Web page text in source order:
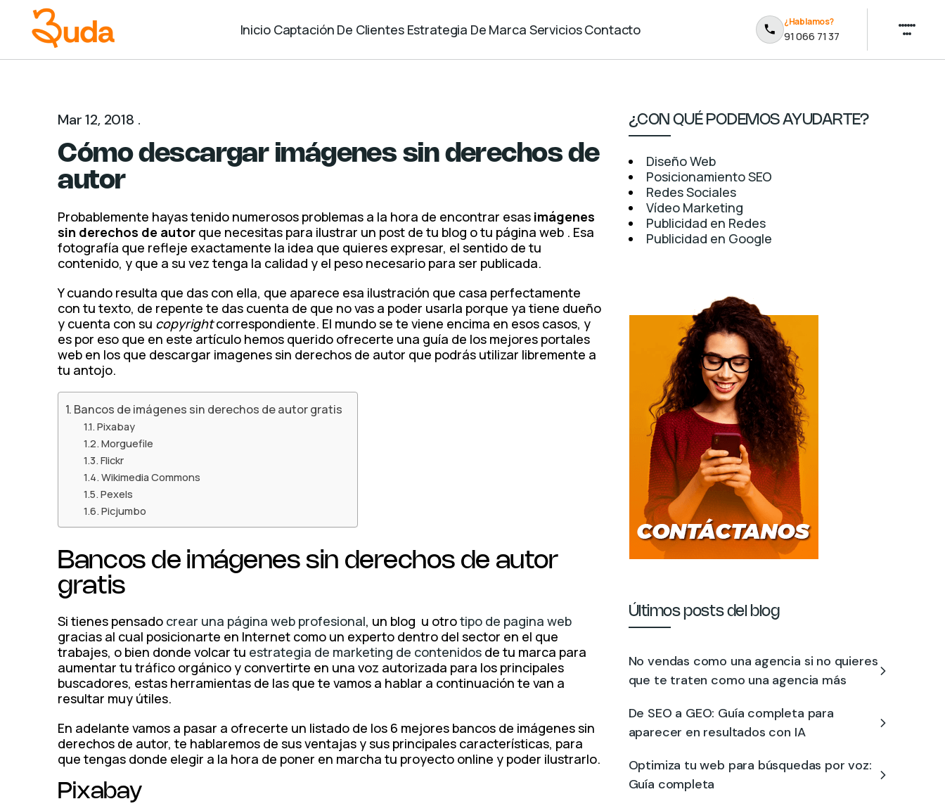
Inicio Captación De Clientes Estrategia De Marca ServiciosContacto 91 066 71 37
¿Hablamos?
Mar 12, 2018 .
Cómo descargar imágenes sin derechos de
autor
Probablemente hayas tenido numerosos problemas a la hora de encontrar esas imágenes
sin derechos de autor que necesitas para ilustrar un post de tu blog o tu página web . Esa
fotografía que refleje exactamente la idea que quieres expresar, el sentido de tu
contenido, y que a su vez tenga la calidad y el peso necesario para ser publicada.
Y cuando resulta que das con ella, que aparece esa ilustración que casa perfectamente
con tu texto, de repente te das cuenta de que no vas a poder usarla porque ya tiene dueño
y cuenta con su copyrightcorrespondiente. El mundo se te viene encima en esos casos, y
es por eso que en este artículo hemos querido ofrecerte una guía de los mejores portales
web en los que descargar imagenes sin derechos de autor que podrás utilizar libremente a
tu antojo.
Bancos de imágenes sin derechos de autor gratis
Pixabay
Morguefile
Flickr
Wikimedia Commons
Pexels
Picjumbo
Bancos de imágenes sin derechos de autor
gratis
Si tienes pensado crear una página web profesional, un blog u otrotipo de pagina web
gracias al cual posicionarte en Internet como un experto dentro del sector en el que
trabajes, o bien donde volcar tu estrategia de marketing de contenidos de tu marca para
aumentar tu tráfico orgánico y convertirte en una voz autorizada para los principales
buscadores, estas herramientas de las que te vamos a hablar a continuación te van a
resultar muy útiles.
En adelante vamos a pasar a ofrecerte un listado de los 6 mejores bancos de imágenes sin
derechos de autor, te hablaremos de sus ventajas y sus principales características, para
que tengas donde elegir a la hora de poner en marcha tu proyecto online y poder ilustrarlo.
Pixabay
¿CON QUÉ PODEMOS AYUDARTE?
Diseño Web
Posicionamiento SEO
Redes Sociales
Vídeo Marketing
Publicidad en Redes
Publicidad en Google
Últimos posts del blog
No vendas como una agencia si no quieres
que te traten como una agencia más
De SEO a GEO: Guía completa para
aparecer en resultados con IA
Optimiza tu web para búsquedas por voz:
Guía completa